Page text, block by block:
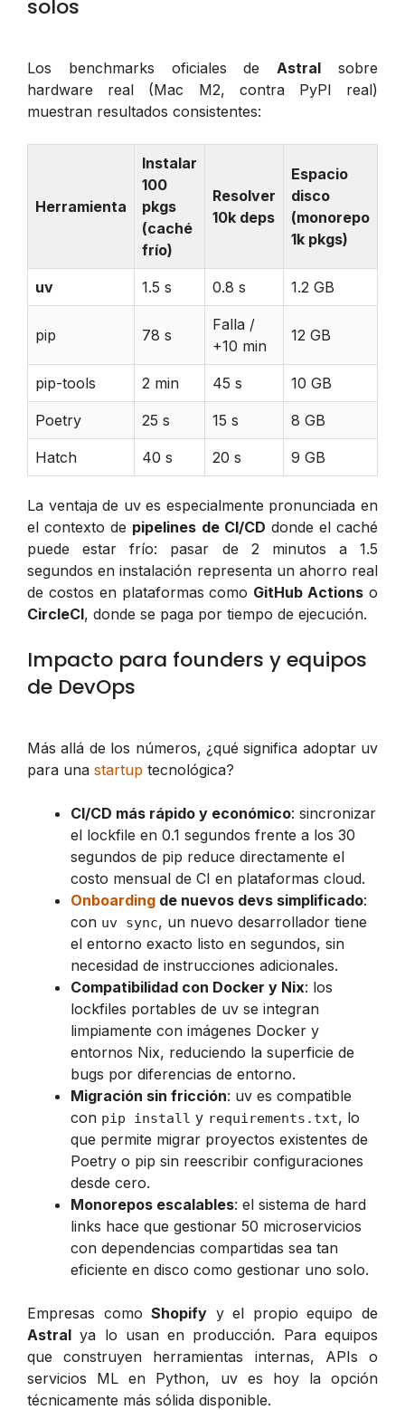
solos
Los benchmarks oficiales de Astral sobre
hardware real (Mac M2, contra PyPI real)
muestran resultados consistentes:
Herramienta
Instalar
100
pkgs
(caché
frío)
Resolver
10k deps
Espacio
disco
(monorepo
1k pkgs)
uv 1.5 s 0.8 s 1.2 GB
pip 78 s
Falla /
+10 min
12 GB
pip-tools 2 min 45 s 10 GB
Poetry 25 s 15 s 8 GB
Hatch 40 s 20 s 9 GB
La ventaja de uv es especialmente pronunciada en
el contexto de pipelines de CI/CD donde el caché
puede estar frío: pasar de 2 minutos a 1.5
segundos en instalación representa un ahorro real
de costos en plataformas como GitHub Actions o
CircleCI, donde se paga por tiempo de ejecución.
Impacto para founders y equipos
de DevOps
Más allá de los números, ¿qué significa adoptar uv
para una startup tecnológica?
CI/CD más rápido y económico: sincronizar
el lockfile en 0.1 segundos frente a los 30
segundos de pip reduce directamente el
costo mensual de CI en plataformas cloud.
Onboarding de nuevos devs simplificado:
con uv sync, un nuevo desarrollador tiene
el entorno exacto listo en segundos, sin
necesidad de instrucciones adicionales.
Compatibilidad con Docker y Nix: los
lockfiles portables de uv se integran
limpiamente con imágenes Docker y
entornos Nix, reduciendo la superficie de
bugs por diferencias de entorno.
Migración sin fricción: uv es compatible
con pip install y requirements.txt, lo
que permite migrar proyectos existentes de
Poetry o pip sin reescribir configuraciones
desde cero.
Monorepos escalables: el sistema de hard
links hace que gestionar 50 microservicios
con dependencias compartidas sea tan
eficiente en disco como gestionar uno solo.
Empresas comoShopify y el propio equipo de
Astral ya lo usan en producción. Para equipos
que construyen herramientas internas, APIs o
servicios ML en Python, uv es hoy la opción
técnicamente más sólida disponible.